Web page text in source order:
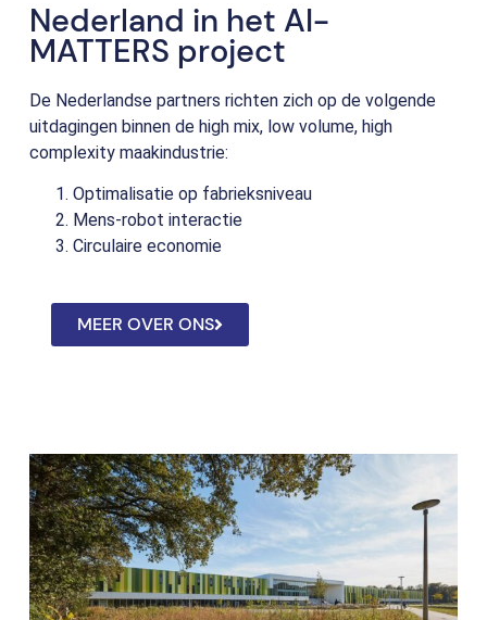
Nederland in het AI-
MATTERS project
De Nederlandse partners richten zich op de volgende
uitdagingen binnen de high mix, low volume, high
complexity maakindustrie:
Optimalisatie op fabrieksniveau
Mens-robot interactie
Circulaire economie
MEER OVER ONS